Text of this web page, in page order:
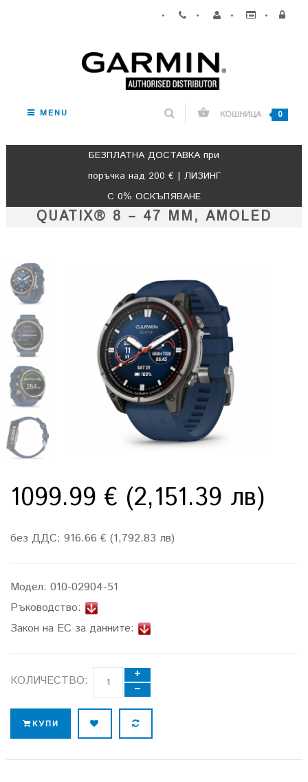
• • • •
MENU КОШНИЦА 0
БЕЗПЛАТНА ДОСТАВКА при
поръчка над 200 € | ЛИЗИНГ
С 0% ОСКЪПЯВАНЕ
QUATIX® 8 – 47 ММ, AMOLED
1099.99 € (2,151.39 лв)
без ДДС: 916.66 € (1,792.83 лв)
Модел: 010-02904-51
Ръководство:
Закон на ЕС за данните:
КОЛИЧЕСТВО:
КУПИ